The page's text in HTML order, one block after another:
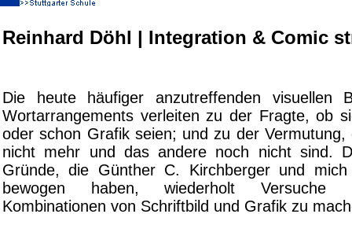
Reinhard Döhl | Integration & Comic
Die heute häufiger anzutreffenden visuellen
Wortarrangements verleiten zu der Fragte, ob
oder schon Grafik seien; und zu der
nicht mehr und das andere noch nicht sind.
Gründe, die Günther C. Kirchberger und
bewogen haben, wiederholt Versuche
Kombinationen von Schriftbild und Grafik zu